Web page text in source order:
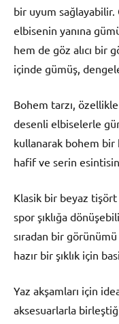
bir uyum
elbisenin yanına
hem de göz alıcı bir
içinde gümüş,
Bohem tarzı,
desenli elbiselerle
kullanarak bohem bir
hafif ve serin
Klasik bir beyaz
spor şıklığa
sıradan bir
hazır bir şıklık için
Yaz akşamları için
aksesuarlarla